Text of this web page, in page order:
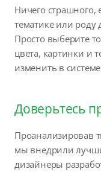
Ничего
тематике или роду
Просто выберите
цвета, картинки и
изменить в
Доверьтесь
Проанализировав
мы внедрили
дизайнеры